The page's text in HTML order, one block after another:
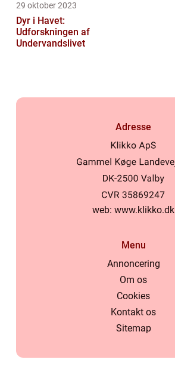
29 oktober 2023
Dyr i Havet:
Udforskningen af
Undervandslivet
Adresse
web: www.klikko.dk
Menu
Annoncering
Om os
Cookies
Kontakt os
Sitemap